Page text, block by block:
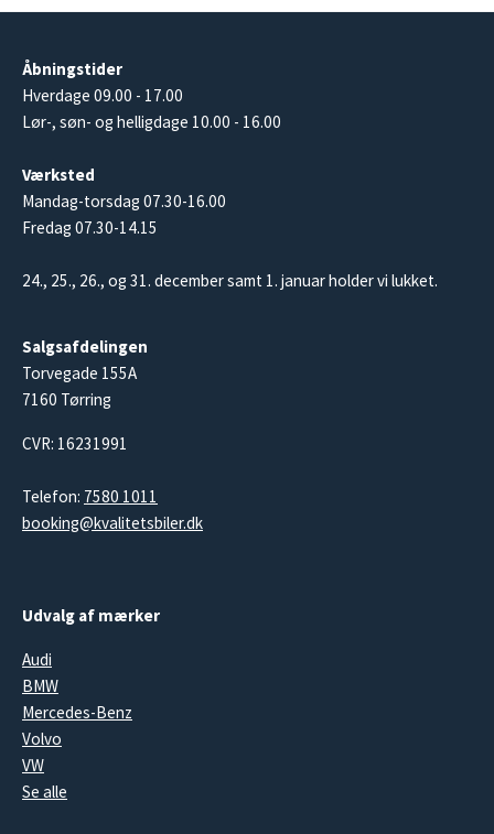
Åbningstider
Hverdage 09.00 - 17.00
Lør-, søn- og helligdage 10.00 - 16.00
Værksted
Mandag-torsdag 07.30-16.00
Fredag 07.30-14.15
24., 25., 26., og 31. december samt 1. januar holder vi lukket.
Salgsafdelingen
Torvegade 155A
7160 Tørring
CVR: 16231991
Telefon: 7580 1011
booking@kvalitetsbiler.dk
Udvalg af mærker
Audi
BMW
Mercedes-Benz
Volvo
VW
Se alle